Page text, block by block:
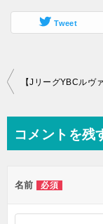
Tweet
投
ビ
ー
シ
コメントを残
名前 必須